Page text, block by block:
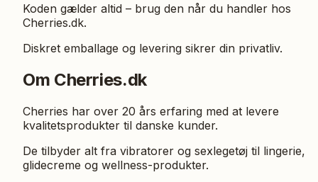
Koden gælder altid – brug den når du handler hos
Cherries.dk.
Diskret emballage og levering sikrer din privatliv.
Om Cherries.dk
Cherries har over 20 års erfaring med at levere
kvalitetsprodukter til danske kunder.
De tilbyder alt fra vibratorer og sexlegetøj til lingerie,
glidecreme og wellness-produkter.